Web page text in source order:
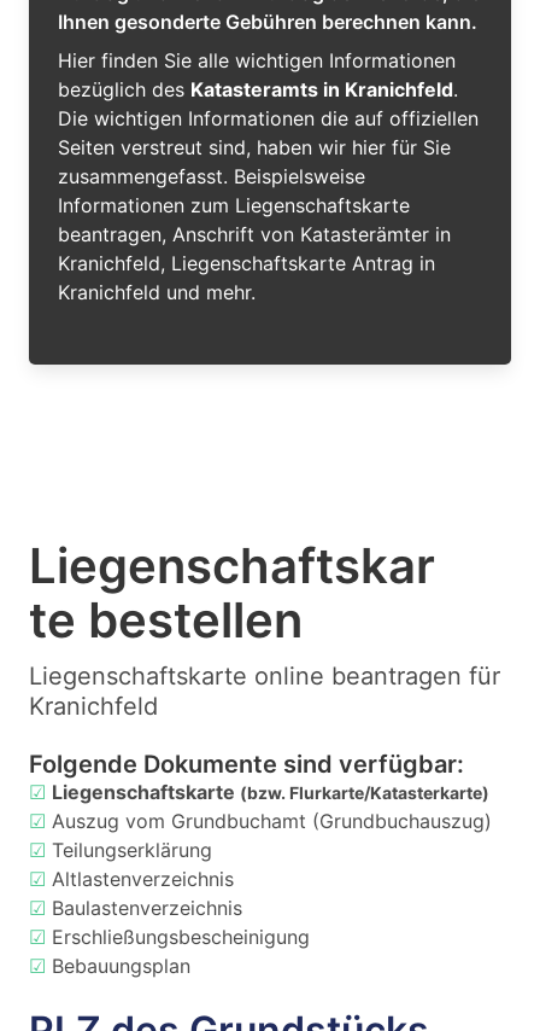
Ihnen gesonderte Gebühren berechnen kann.
Hier finden Sie alle wichtigen Informationen
bezüglich des Katasteramts in Kranichfeld.
Die wichtigen Informationen die auf offiziellen
Seiten verstreut sind, haben wir hier für Sie
zusammengefasst. Beispielsweise
Informationen zum Liegenschaftskarte
beantragen, Anschrift von Katasterämter in
Kranichfeld, Liegenschaftskarte Antrag in
Kranichfeld und mehr.
Liegenschaftskar
te bestellen
Liegenschaftskarte online beantragen für
Kranichfeld
Folgende Dokumente sind verfügbar:
☑ Liegenschaftskarte (bzw. Flurkarte/Katasterkarte)
☑ Auszug vom Grundbuchamt (Grundbuchauszug)
☑ Teilungserklärung
☑ Altlastenverzeichnis
☑ Baulastenverzeichnis
☑ Erschließungsbescheinigung
☑ Bebauungsplan